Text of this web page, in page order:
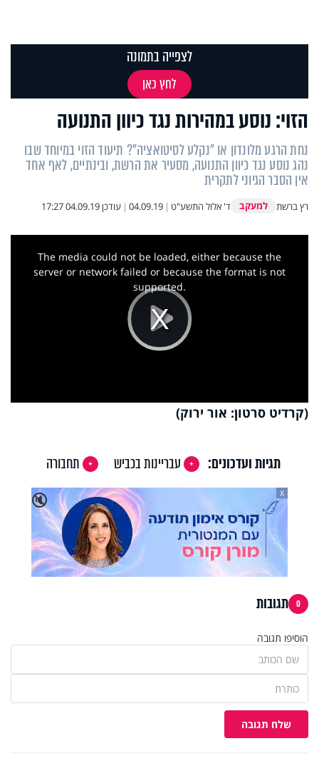
הזוי: נוסע במהירות נגד כיוון התנועה
נחת הרגע מלונדון או "נקלע לסיטואציה"? תיעוד הזוי במיוחד שבו
נהג נוסע נגד כיוון התנועה, מסעיר את הרשת, ובינתיים, לאף אחד
אין הסבר הגיוני לתקרית
רץ ברשת למעקב ד' אלול התשע"ט |
04.09.19
| עודכן04.09.19 17:27
לצפייה בתמונה
לחץ כאן
Play
Video
The media could not be loaded, either because the
server or network failed or because the format is not
supported.
(קרדיט סרטון: אור ירוק)
תגיות ועדכונים: עבריינות בכביש
תחבורה
🔇
X
0 תגובות
הוסיפו תגובה
שלח תגובה